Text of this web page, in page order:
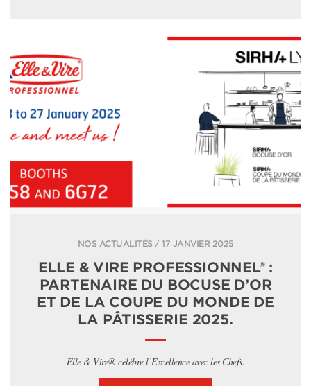
NOS ACTUALITÉS / 17 JANVIER 2025
ELLE & VIRE PROFESSIONNEL® :
PARTENAIRE DU BOCUSE D’OR
ET DE LA COUPE DU MONDE DE
LA PÂTISSERIE 2025.
Elle & Vire® célèbre l’Excellence avec les Chefs.